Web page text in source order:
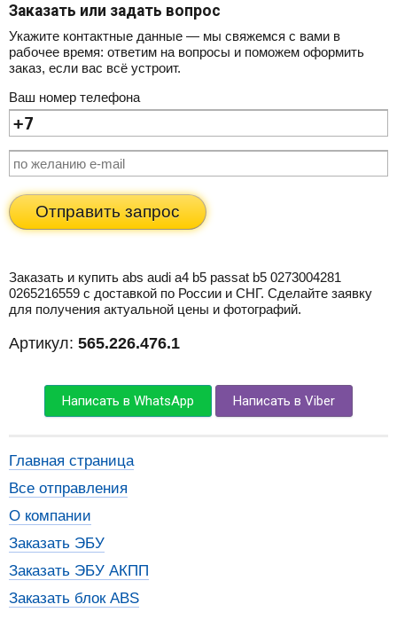
Заказать или задать вопрос
Укажите контактные данные — мы свяжемся с вами в
рабочее время: ответим на вопросы и поможем оформить
заказ, если вас всё устроит.
Ваш номер телефона
Отправить запрос
Заказать и купить abs audi a4 b5 passat b5 0273004281
0265216559 с доставкой по России и СНГ. Сделайте заявку
для получения актуальной цены и фотографий.
Артикул: 565.226.476.1
Написать в WhatsApp Написать в Viber
Главная страница
Все отправления
О компании
Заказать ЭБУ
Заказать ЭБУ АКПП
Заказать блок ABS